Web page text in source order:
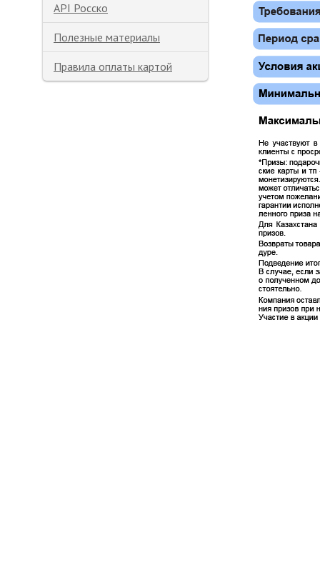
API Росско
Полезные материалы
Правила оплаты картой